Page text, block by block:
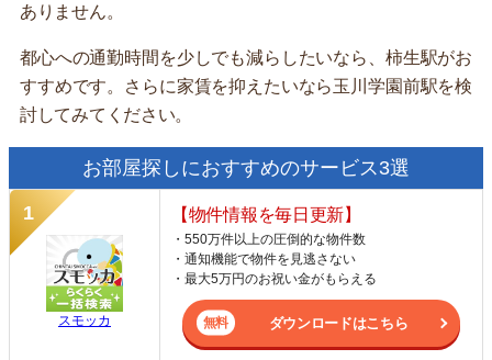
ありません。
都心への通勤時間を少しでも減らしたいなら、柿生駅がお
すすめです。さらに家賃を抑えたいなら玉川学園前駅を検
討してみてください。
お部屋探しにおすすめのサービス3選
スモッカ
【物件情報を毎日更新】
・550万件以上の圧倒的な物件数
・通知機能で物件を見逃さない
・最大5万円のお祝い金がもらえる
ダウンロードはこちら